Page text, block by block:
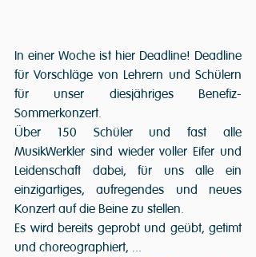
In einer Woche ist hier Deadline! Deadline
für Vorschläge von Lehrern und Schülern
für unser diesjähriges Benefiz-
Sommerkonzert.
Über 150 Schüler und fast alle
MusikWerkler sind wieder voller Eifer und
Leidenschaft dabei, für uns alle ein
einzigartiges, aufregendes und neues
Konzert auf die Beine zu stellen.
Es wird bereits geprobt und geübt, getimt
und choreographiert, ...